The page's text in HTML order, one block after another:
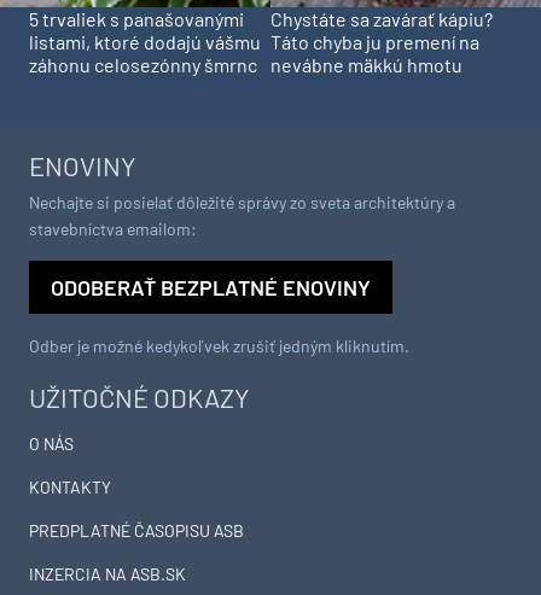
5 trvaliek s panašovanými
listami, ktoré dodajú vášmu
záhonu celosezónny šmrnc
Chystáte sa zavárať kápiu?
Táto chyba ju premení na
nevábne mäkkú hmotu
UŽITOČNÉ ODKAZY
O NÁS
KONTAKTY
PREDPLATNÉ ČASOPISU ASB
INZERCIA NA ASB.SK
ENOVINY
Nechajte si posielať dôležité správy zo sveta architektúry a
stavebníctva emailom:
ODOBERAŤ BEZPLATNÉ ENOVINY
Odber je možné kedykoľvek zrušiť jedným kliknutím.